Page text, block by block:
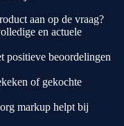
aan op de vraag?
en actuele
positieve beoordelingen
of gekochte
markup helpt bij